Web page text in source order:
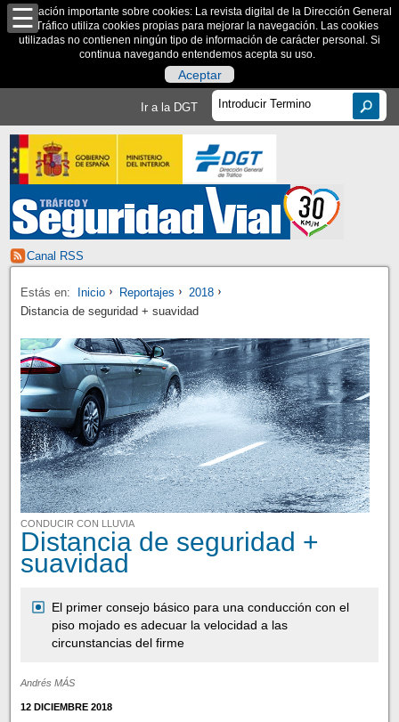
Información importante sobre cookies: La revista digital de la Dirección General
de Tráfico utiliza cookies propias para mejorar la navegación. Las cookies
utilizadas no contienen ningún tipo de información de carácter personal. Si
continua navegando entendemos acepta su uso.
Aceptar
Ir a la DGT
Canal RSS
Estás en: Inicio Reportajes
2018
Distancia de seguridad + suavidad
CONDUCIR CON LLUVIA
Distancia de seguridad +
suavidad
El primer consejo básico para una conducción con el
piso mojado es adecuar la velocidad a las
circunstancias del firme
Andrés MÁS
12 DICIEMBRE 2018